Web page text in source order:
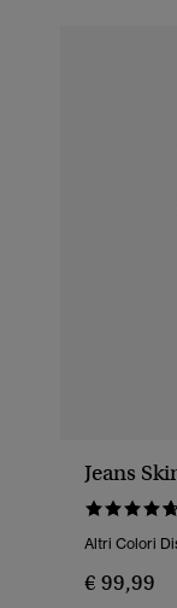
Jeans
Altri Colori
€ 99,99